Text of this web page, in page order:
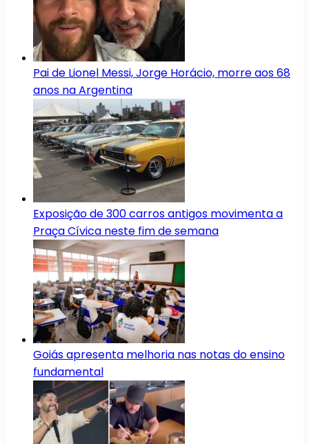
Pai de Lionel Messi, Jorge Horácio, morre aos 68
anos na Argentina
Exposição de 300 carros antigos movimenta a
Praça Cívica neste fim de semana
Goiás apresenta melhoria nas notas do ensino
fundamental